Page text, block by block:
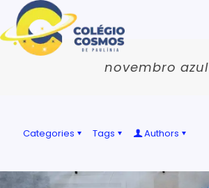
novembro azul
Categories Tags Authors